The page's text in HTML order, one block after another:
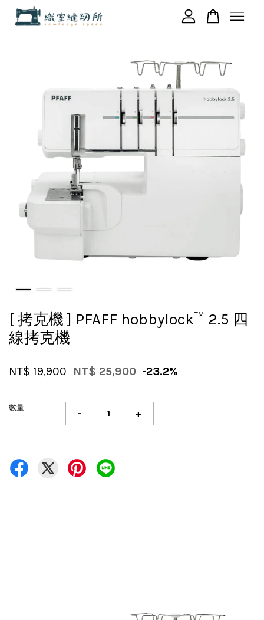
[ 拷克機 ] PFAFF hobbylock™ 2.5 四
線拷克機
NT$ 19,900 NT$ 25,900 -23.2%
數量 - +
您的購物車目前還是空的。
繼續購物